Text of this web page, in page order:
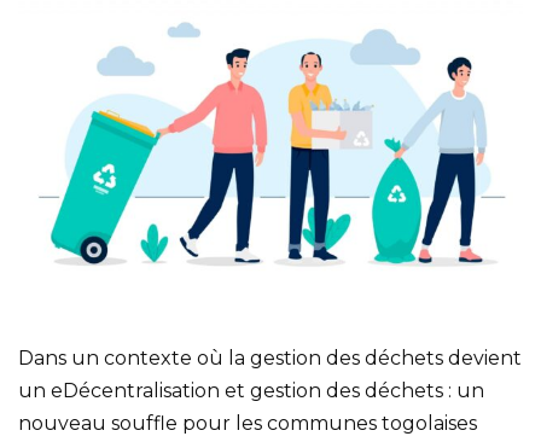
Dans un contexte où la gestion des déchets devient
un eDécentralisation et gestion des déchets : un
nouveau souffle pour les communes togolaises